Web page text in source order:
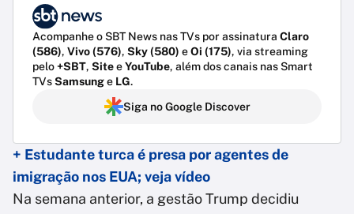
Acompanhe o SBT News nas TVs por assinatura Claro
(586), Vivo (576), Sky (580) eOi (175), via streaming
pelo+SBT, SiteeYouTube, além dos canais nas Smart
TVsSamsunge LG.
Siga no Google Discover
+ Estudante turca é presa por agentes de
imigração nos EUA; veja vídeo
Na semana anterior, a gestão Trump decidiu